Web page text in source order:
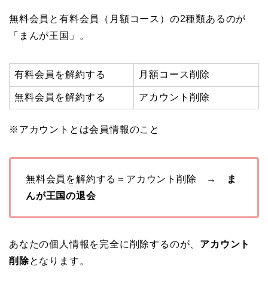
無料会員と有料会員（月額コース）の2種類あるのが
「まんが王国」。
有料会員を解約する 月額コース削除
無料会員を解約する アカウント削除
※アカウントとは会員情報のこと
無料会員を解約する＝アカウント削除 →
ま
んが王国の退会
あなたの個人情報を完全に削除するのが、 アカウント
削除となります。